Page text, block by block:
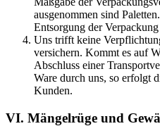
ausgenommen sind
Entsorgung der
Uns trifft keine
versichern. Kommt es auf
Abschluss einer
Ware durch uns, so erfolgt
Kunden.
VI. Mängelrüge und